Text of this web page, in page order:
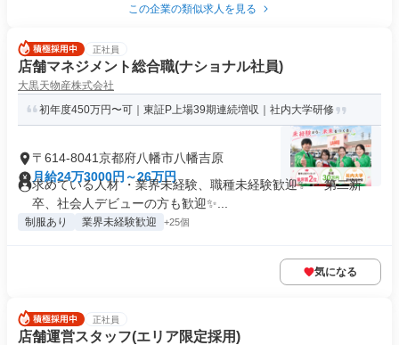
この企業の類似求人を見る
正社員
店舗マネジメント総合職(ナショナル社員)
大黒天物産株式会社
初年度450万円〜可｜東証P上場39期連続増収｜社内大学研修
〒614-8041京都府八幡市八幡吉原
月給24万3000円～26万円
求めている人材 ・業界未経験、職種未経験歓迎✨ ・第二新
卒、社会人デビューの方も歓迎✨...
制服あり 業界未経験歓迎 +25個
気になる
正社員
店舗運営スタッフ(エリア限定採用)